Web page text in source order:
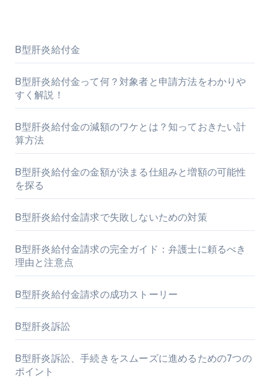
B型肝炎給付金
B型肝炎給付金って何？対象者と申請方法をわかりや
すく解説！
B型肝炎給付金の減額のワケとは？知っておきたい計
算方法
B型肝炎給付金の金額が決まる仕組みと増額の可能性
を探る
B型肝炎給付金請求で失敗しないための対策
B型肝炎給付金請求の完全ガイド：弁護士に頼るべき
理由と注意点
B型肝炎給付金請求の成功ストーリー
B型肝炎訴訟
B型肝炎訴訟、手続きをスムーズに進めるための7つの
ポイント